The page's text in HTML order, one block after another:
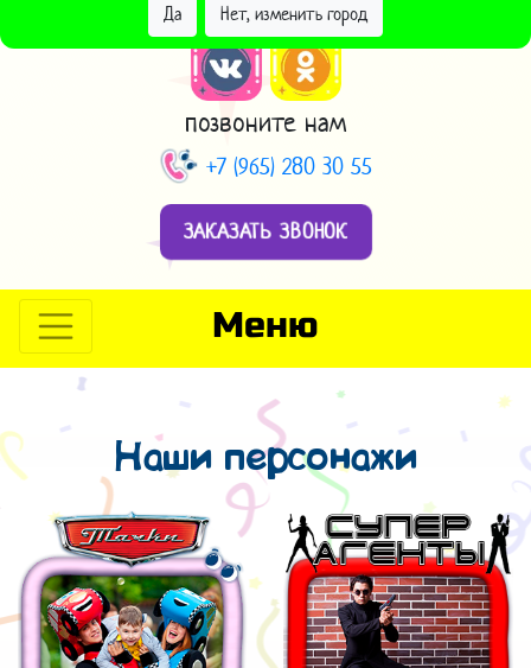
Да Нет, изменить город
позвоните нам
+7 (965) 280 30 55
ЗАКАЗАТЬ ЗВОНОК
Меню
Наши персонажи